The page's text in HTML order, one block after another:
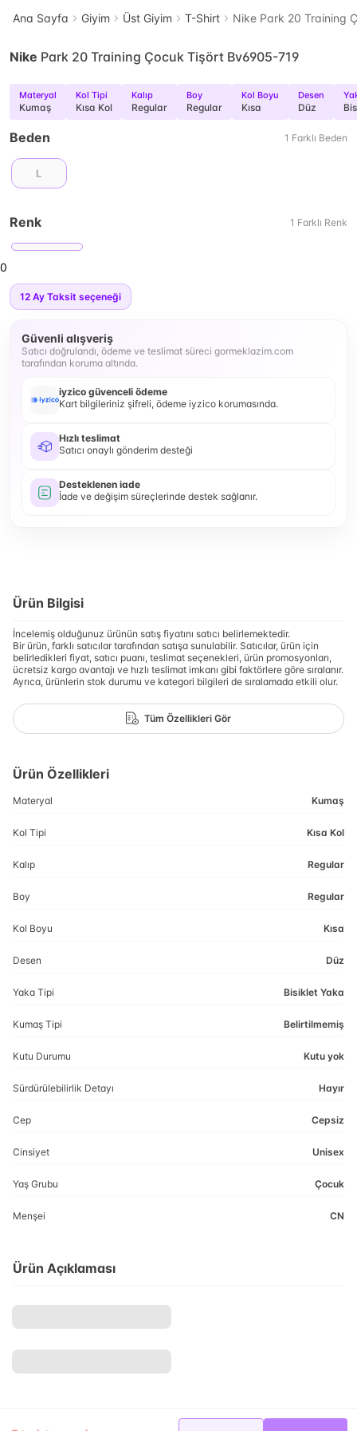
Ana Sayfa Giyim Üst Giyim T-Shirt Nike Park 20 Training
Nike Park 20 Training Çocuk Tişört Bv6905-719
Materyal
Kumaş
Kol Tipi
Kısa Kol
Kalıp
Regular
Boy
Regular
Kol Boyu
Kısa
Desen
Düz
Beden 1 Farklı Beden
L
Renk 1 Farklı Renk
0
12 Ay Taksit seçeneği
Güvenli alışveriş
Satıcı doğrulandı, ödeme ve teslimat süreci gormeklazim.com
tarafından koruma altında.
iyzico güvenceli ödeme
Kart bilgileriniz şifreli, ödeme iyzico korumasında.
Hızlı teslimat
Satıcı onaylı gönderim desteği
Desteklenen iade
İade ve değişim süreçlerinde destek sağlanır.
Ürün Bilgisi
İncelemiş olduğunuz ürünün satış fiyatını satıcı belirlemektedir.
Bir ürün, farklı satıcılar tarafından satışa sunulabilir. Satıcılar, ürün için
belirledikleri fiyat, satıcı puanı, teslimat seçenekleri, ürün promosyonları,
ücretsiz kargo avantajı ve hızlı teslimat imkanı gibi faktörlere göre sıralanır.
Ayrıca, ürünlerin stok durumu ve kategori bilgileri de sıralamada etkili olur.
Tüm Özellikleri Gör
Ürün Özellikleri
Materyal Kumaş
Kol Tipi Kısa Kol
Kalıp Regular
Boy Regular
Kol Boyu Kısa
Desen Düz
Yaka Tipi Bisiklet Yaka
Kumaş Tipi Belirtilmemiş
Kutu Durumu Kutu yok
Sürdürülebilirlik Detayı Hayır
Cep Cepsiz
Cinsiyet Unisex
Yaş Grubu Çocuk
Menşei CN
Ürün Açıklaması